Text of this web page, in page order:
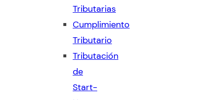
Tributarias
Cumplimiento
Tributario
Tributación
de
Start-